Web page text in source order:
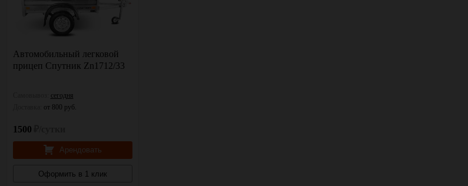
Автомобильный легковой
прицеп Спутник Zn1712/33
сегодня
от 800 руб.
1500
Арендовать
Оформить в 1 клик